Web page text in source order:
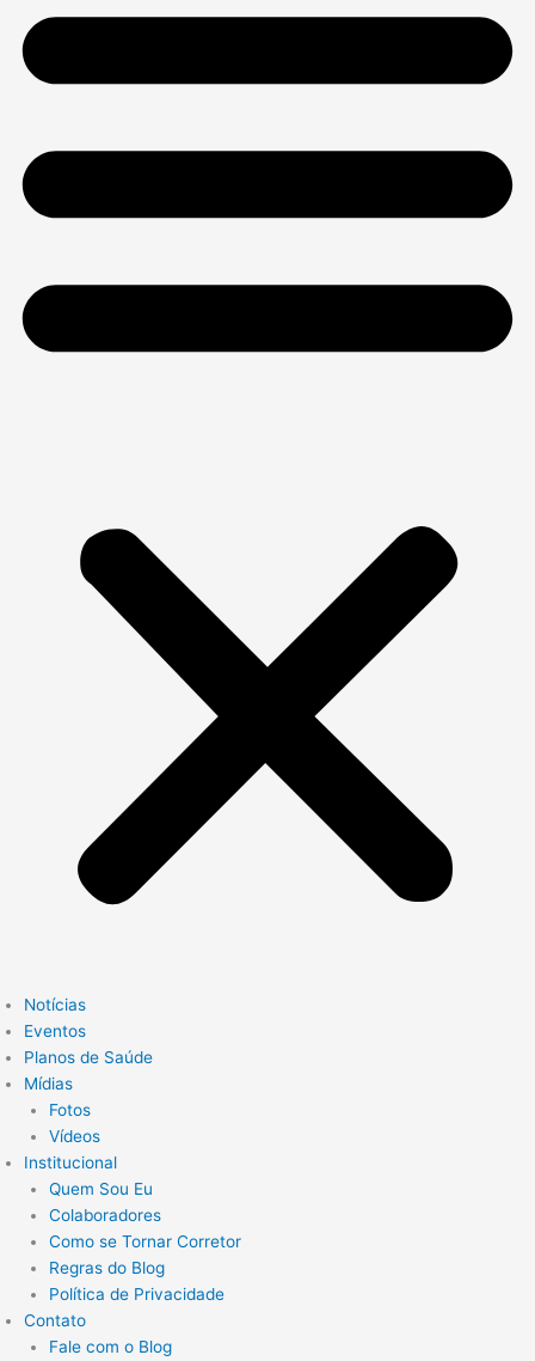
Notícias
Eventos
Planos de Saúde
Mídias
Fotos
Vídeos
Institucional
Quem Sou Eu
Colaboradores
Como se Tornar Corretor
Regras do Blog
Política de Privacidade
Contato
Fale com o Blog